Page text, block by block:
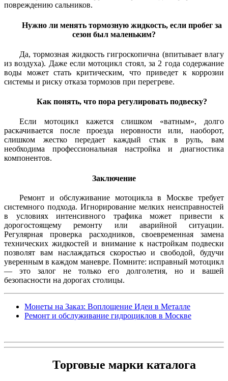
повреждению сальников.
Нужно ли менять тормозную жидкость, если пробег за
сезон был маленьким?
Да, тормозная жидкость гигроскопична (впитывает влагу
из воздуха). Даже если мотоцикл стоял, за 2 года содержание
воды может стать критическим, что приведет к коррозии
системы и риску отказа тормозов при перегреве.
Как понять, что пора регулировать подвеску?
Если мотоцикл кажется слишком «ватным», долго
раскачивается после проезда неровности или, наоборот,
слишком жестко передает каждый стык в руль, вам
необходима профессиональная настройка и диагностика
компонентов.
Заключение
Ремонт и обслуживание мотоцикла в Москве требует
системного подхода. Игнорирование мелких неисправностей
в условиях интенсивного трафика может привести к
дорогостоящему ремонту или аварийной ситуации.
Регулярная проверка расходников, своевременная замена
технических жидкостей и внимание к настройкам подвески
позволят вам наслаждаться скоростью и свободой, будучи
уверенным в каждом маневре. Помните: исправный мотоцикл
— это залог не только его долголетия, но и вашей
безопасности на дорогах столицы.
Монеты на Заказ: Воплощение Идеи в Металле
Ремонт и обслуживание гидроциклов в Москве
Торговые марки каталога